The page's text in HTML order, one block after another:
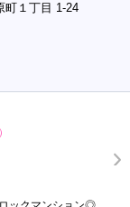
町１丁目 1-24